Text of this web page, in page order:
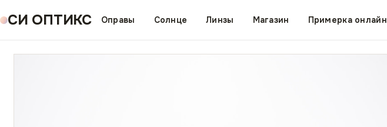
СИ ОПТИКС Оправы Солнце Линзы Магазин Примерка онлайн